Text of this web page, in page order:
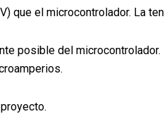
que el microcontrolador. La
posible del